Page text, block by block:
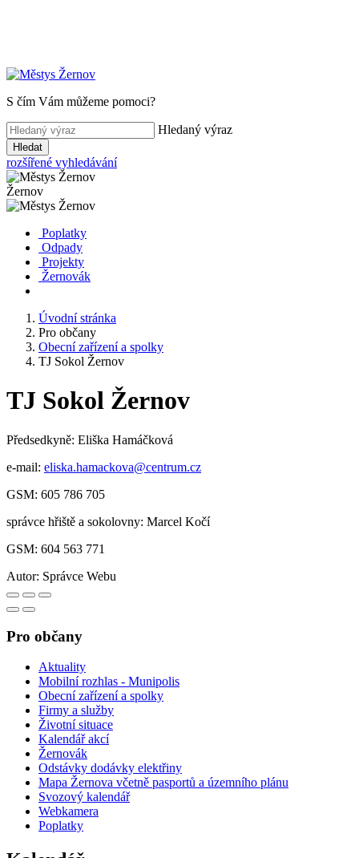
S čím Vám můžeme pomoci?
Hledaný výraz
Hledat
rozšířené vyhledávání
Žernov
Poplatky
Odpady
Projekty
Žernovák
Úvodní stránka
Pro občany
Obecní zařízení a spolky
TJ Sokol Žernov
TJ Sokol Žernov
Předsedkyně: Eliška Hamáčková
e-mail: eliska.hamackova@centrum.cz
GSM: 605 786 705
správce hřiště a sokolovny: Marcel Kočí
GSM: 604 563 771
Autor: Správce Webu
Pro občany
Aktuality
Mobilní rozhlas - Munipolis
Obecní zařízení a spolky
Firmy a služby
Životní situace
Kalendář akcí
Žernovák
Odstávky dodávky elektřiny
Mapa Žernova včetně pasportů a územního plánu
Svozový kalendář
Webkamera
Poplatky